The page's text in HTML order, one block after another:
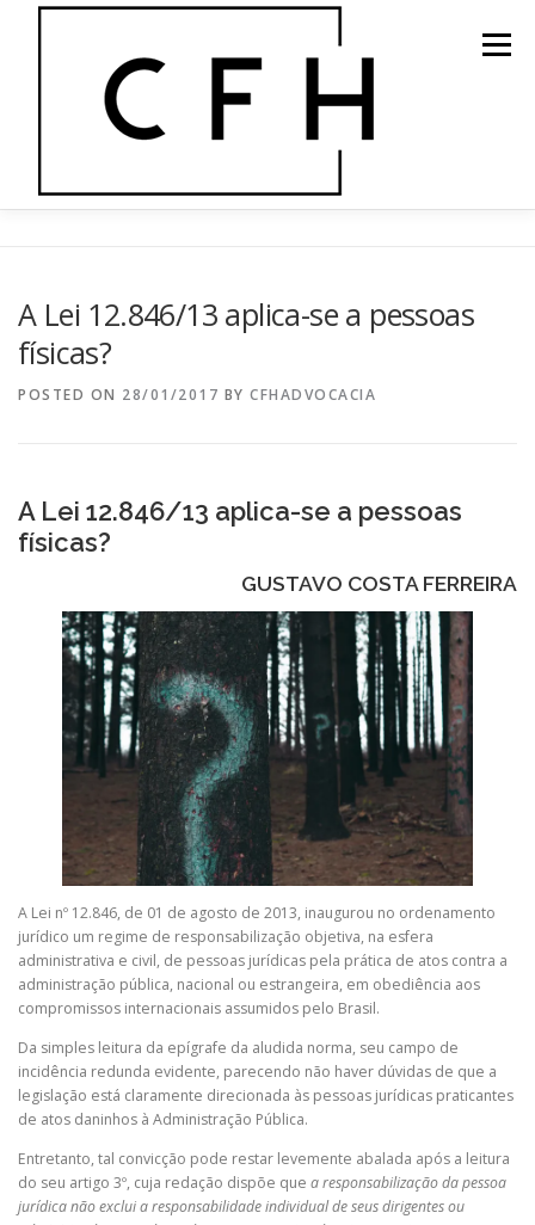
Menu
EQUIPE
A Lei 12.846/13 aplica-se a pessoas
físicas?
POSTED ON 28/01/2017 BY CFHADVOCACIA
A Lei 12.846/13 aplica-se a pessoas
físicas?
GUSTAVO COSTA FERREIRA
A Lei nº 12.846, de 01 de agosto de 2013, inaugurou no ordenamento
jurídico um regime de responsabilização objetiva, na esfera
administrativa e civil, de pessoas jurídicas pela prática de atos contra a
administração pública, nacional ou estrangeira, em obediência aos
compromissos internacionais assumidos pelo Brasil.
Da simples leitura da epígrafe da aludida norma, seu campo de
incidência redunda evidente, parecendo não haver dúvidas de que a
legislação está claramente direcionada às pessoas jurídicas praticantes
de atos daninhos à Administração Pública.
Entretanto, tal convicção pode restar levemente abalada após a leitura
do seu artigo 3º, cuja redação dispõe que a responsabilização da pessoa
jurídica não exclui a responsabilidade individual de seus dirigentes ou